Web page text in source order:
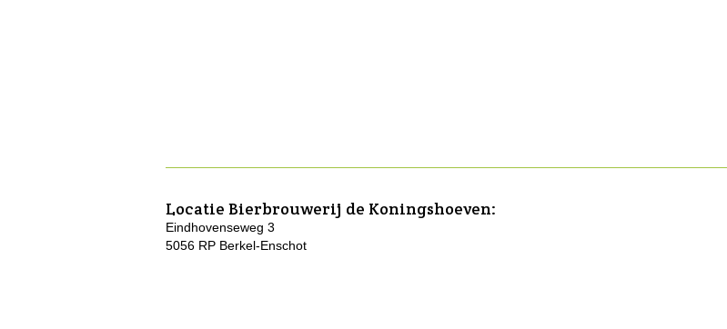
Locatie Bierbrouwerij de Koningshoeven:
Eindhovenseweg 3
5056 RP Berkel-Enschot